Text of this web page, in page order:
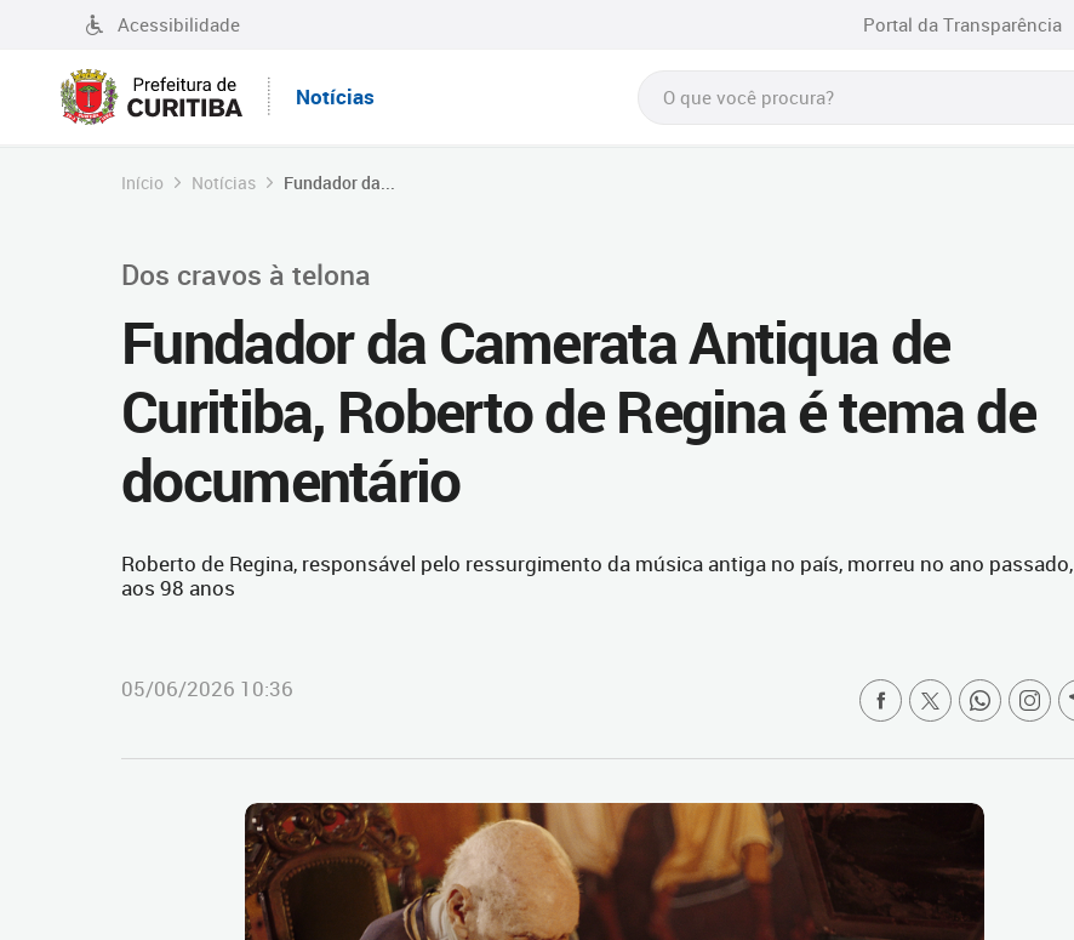
Acessibilidade Portal da Transparência
Notícias
Início Notícias Fundador da...
Dos cravos à telona
Fundador da Camerata Antiqua de
Curitiba, Roberto de Regina é tema de
documentário
Roberto de Regina, responsável pelo ressurgimento da música antiga no país, morreu no ano passado,
aos 98 anos
05/06/2026 10:36